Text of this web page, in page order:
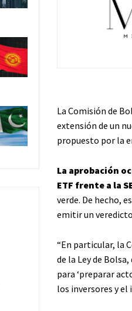
La Comisión de
extensión de un
propuesto por la
La aprobación
ETF frente a la
verde. De hecho,
emitir un
“En particular, la
de la Ley de
para ‘preparar
los inversores y el